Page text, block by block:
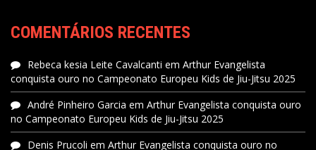
COMENTÁRIOS RECENTES
Rebeca kesia Leite Cavalcanti em Arthur Evangelista
conquista ouro no Campeonato Europeu Kids de Jiu-Jitsu 2025
André Pinheiro Garcia em Arthur Evangelista conquista ouro
no Campeonato Europeu Kids de Jiu-Jitsu 2025
Denis Prucoli em Arthur Evangelista conquista ouro no